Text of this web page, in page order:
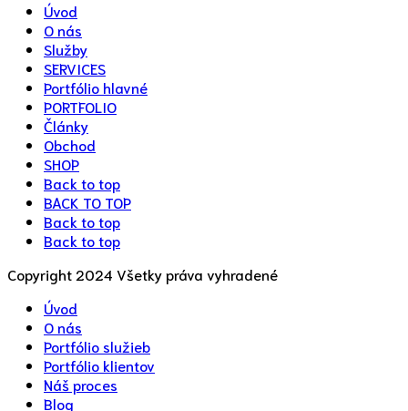
Úvod
O nás
Služby
SERVICES
Portfólio hlavné
PORTFOLIO
Články
Obchod
SHOP
Back to top
BACK TO TOP
Back to top
Back to top
Copyright 2024 Všetky práva vyhradené
Úvod
O nás
Portfólio služieb
Portfólio klientov
Náš proces
Blog